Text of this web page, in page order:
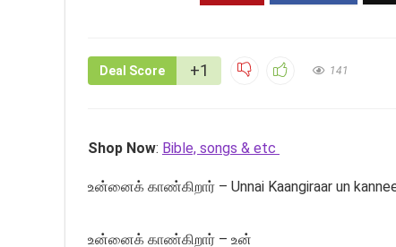
Deal Score +1 141
Shop Now: Bible, songs & etc
உன்னைக் காண்கிறார் – Unnai Kaangiraar un
உன்னைக் காண்கிறார் – உன்